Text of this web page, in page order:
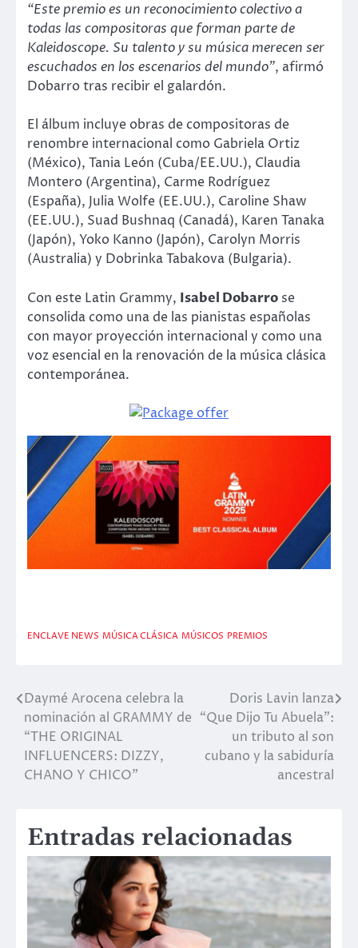
“Este premio es un reconocimiento colectivo a
todas las compositoras que forman parte de
Kaleidoscope. Su talento y su música merecen ser
escuchados en los escenarios del mundo”, afirmó
Dobarro tras recibir el galardón.
El álbum incluye obras de compositoras de
renombre internacional como Gabriela Ortiz
(México), Tania León (Cuba/EE.UU.), Claudia
Montero (Argentina), Carme Rodríguez
(España), Julia Wolfe (EE.UU.), Caroline Shaw
(EE.UU.), Suad Bushnaq (Canadá), Karen Tanaka
(Japón), Yoko Kanno (Japón), Carolyn Morris
(Australia) y Dobrinka Tabakova (Bulgaria).
Con este Latin Grammy, Isabel Dobarro se
consolida como una de las pianistas españolas
con mayor proyección internacional y como una
voz esencial en la renovación de la música clásica
contemporánea.
ENCLAVE NEWS MÚSICA CLÁSICA MÚSICOS PREMIOS
Navegación
de
entradas
Daymé Arocena celebra la
nominación al GRAMMY de
“THE ORIGINAL
INFLUENCERS: DIZZY,
CHANO Y CHICO”
Doris Lavin lanza
“Que Dijo Tu Abuela”:
un tributo al son
cubano y la sabiduría
ancestral
Entradas relacionadas